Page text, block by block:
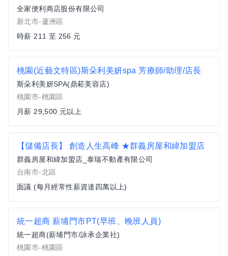
全家便利商店股份有限公司
新北市-蘆洲區
時薪 211 至 256 元
桃園(近藝文特區)斯朵利美妍spa 芳療師/助理/店長
斯朵利美妍SPA(鼎菘美容店)
桃園市-桃園區
月薪 29,500 元以上
【儲備店長】 創造人生高峰 ★群義房屋和緯加盟店
群義房屋和緯加盟店_泰瑞不動產有限公司
台南市-北區
面議 (每月經常性薪資達四萬以上)
統一超商 薪埔門市PT(早班、晚班人員)
統一超商(薪埔門市/詠承企業社)
桃園市-桃園區